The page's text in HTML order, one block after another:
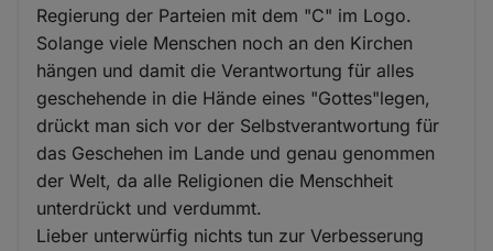
Regierung der Parteien mit dem "C" im Logo.
Solange viele Menschen noch an den Kirchen
hängen und damit die Verantwortung für alles
geschehende in die Hände eines "Gottes"legen,
drückt man sich vor der Selbstverantwortung für
das Geschehen im Lande und genau genommen
der Welt, da alle Religionen die Menschheit
unterdrückt und verdummt.
Lieber unterwürfig nichts tun zur Verbesserung